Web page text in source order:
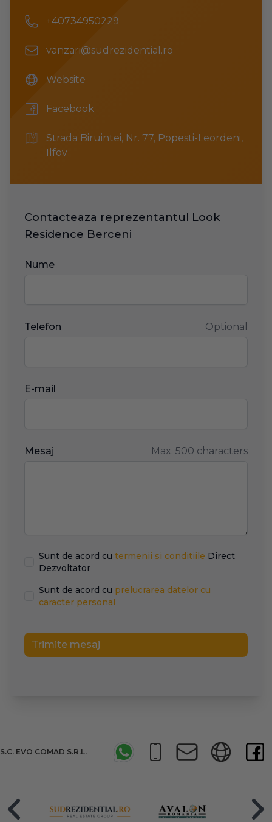
Phone number
+40734950229
Emailvanzari@sudrezidential.ro
WebsiteWebsite
Facebook
Facebook
AddressStrada Biruintei, Nr. 77, Popesti-Leordeni,
Ilfov
Contacteaza reprezentantul Look
Residence Berceni
Nume
Telefon Optional
E-mail
Mesaj Max. 500 characters
Sunt de acord cu termenii si conditiile Direct
Dezvoltator
Sunt de acord cu prelucrarea datelor cu
caracter personal
Trimite mesaj
S.C. EVO COMAD S.R.L.